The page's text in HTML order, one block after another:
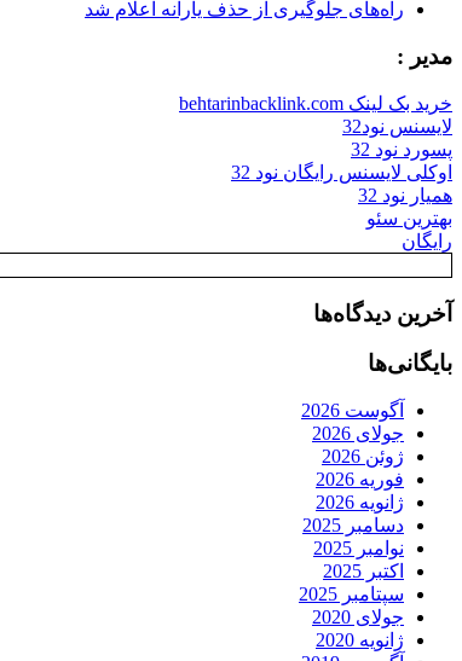
راه‌های جلوگیری از حذف یارانه اعلام شد
مدیر :
خرید بک لینک behtarinbacklink.com
لایسنس نود32
پسورد نود 32
اوکلی لایسنس رایگان نود 32
همیار نود 32
بهترین سئو
رایگان
آخرین دیدگاه‌ها
بایگانی‌ها
آگوست 2026
جولای 2026
ژوئن 2026
فوریه 2026
ژانویه 2026
دسامبر 2025
نوامبر 2025
اکتبر 2025
سپتامبر 2025
جولای 2020
ژانویه 2020